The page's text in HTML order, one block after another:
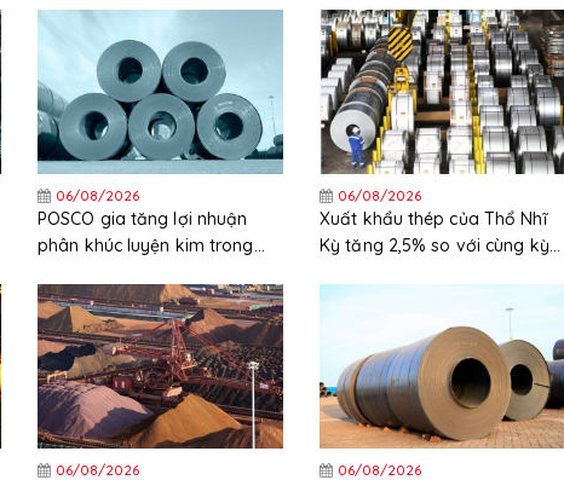
cao
06/08/2026
POSCO gia tăng lợi nhuận
phân khúc luyện kim trong
06/08/2026
Xuất khẩu thép của Thổ Nhĩ
Kỳ tăng 2,5% so với cùng kỳ
06/08/2026 06/08/2026